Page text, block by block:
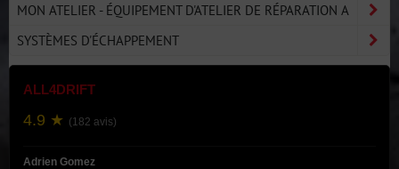
MON ATELIER - ÉQUIPEMENT D'ATELIER DE RÉPARATION A
SYSTÈMES D'ÉCHAPPEMENT
ALL4DRIFT
4.9 ★ (182 avis)
Adrien Gomez